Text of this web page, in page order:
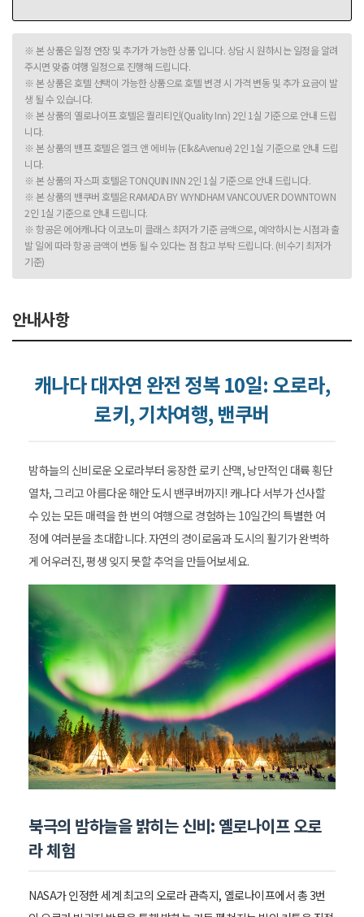
※ 본 상품은 일정 연장 및 추가가 가능한 상품 입니다. 상담 시 원하시는 일정을 알려
주시면 맞춤 여행 일정으로 진행해 드립니다.
※ 본 상품은 호텔 선택이 가능한 상품으로 호텔 변경 시 가격 변동 및 추가 요금이 발
생 될 수 있습니다.
※ 본 상품의 옐로나이프 호텔은 퀄리티인(Quality Inn) 2인 1실 기준으로 안내 드립
니다.
※ 본 상품의 밴프 호텔은 엘크 앤 에비뉴 (Elk&Avenue) 2인 1실 기준으로 안내 드립
니다.
※ 본 상품의 자스퍼 호텔은 TONQUIN INN 2인 1실 기준으로 안내 드립니다.
※ 본 상품의 밴쿠버 호텔은 RAMADA BY WYNDHAM VANCOUVER DOWNTOWN
2인 1실 기준으로 안내 드립니다.
※ 항공은 에어캐나다 이코노미 클래스 최저가 기준 금액으로, 예약하시는 시점과 출
발 일에 따라 항공 금액이 변동 될 수 있다는 점 참고 부탁 드립니다. (비수기 최저가
기준)
안내사항
캐나다 대자연 완전 정복 10일: 오로라,
로키, 기차여행, 밴쿠버
밤하늘의 신비로운 오로라부터 웅장한 로키 산맥, 낭만적인 대륙 횡단
열차, 그리고 아름다운 해안 도시 밴쿠버까지! 캐나다 서부가 선사할
수 있는 모든 매력을 한 번의 여행으로 경험하는 10일간의 특별한 여
정에 여러분을 초대합니다. 자연의 경이로움과 도시의 활기가 완벽하
게 어우러진, 평생 잊지 못할 추억을 만들어보세요.
북극의 밤하늘을 밝히는 신비: 옐로나이프 오로
라 체험
NASA가 인정한 세계 최고의 오로라 관측지, 옐로나이프에서 총 3번